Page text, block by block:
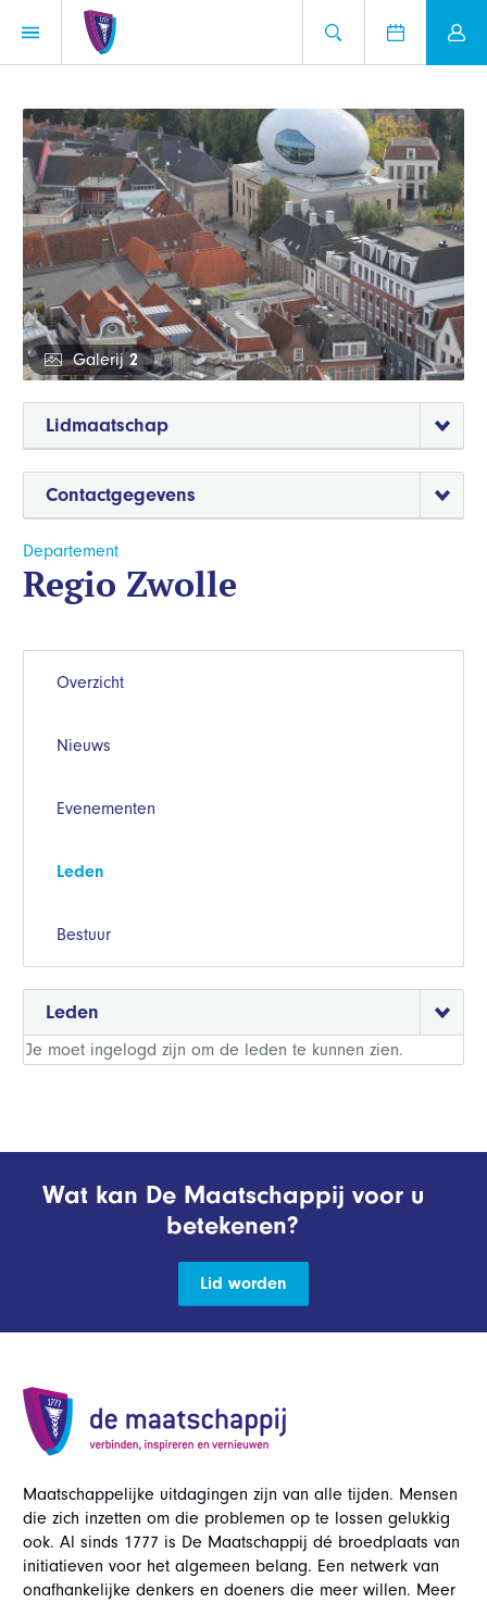
Galerij 2
Lidmaatschap
Contactgegevens
Departement
Regio Zwolle
Overzicht
Nieuws
Evenementen
Leden
Bestuur
Leden
Je moet ingelogd zijn om de leden te kunnen zien.
Wat kan De Maatschappij voor u
betekenen?
Lid worden
Maatschappelijke uitdagingen zijn van alle tijden. Mensen
die zich inzetten om die problemen op te lossen gelukkig
ook. Al sinds 1777 is De Maatschappij dé broedplaats van
initiatieven voor het algemeen belang. Een netwerk van
onafhankelijke denkers en doeners die meer willen. Meer